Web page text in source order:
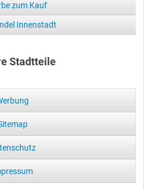
zum Kauf
Innenstadt
Stadtteile